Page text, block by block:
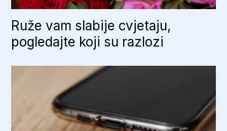
Ruže vam slabije cvjetaju,
pogledajte koji su razlozi